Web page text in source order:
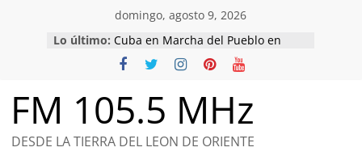
contenido
domingo, agosto 9, 2026
Lo último: Cuba en Marcha del Pueblo en
honor a combatientes caídos y de
compromiso con la Patria.
ideas
Conociendo de Comunicaciones
Félix Varela: pionero en la
FM 105.5 MHz
DESDE LA TIERRA DEL LEON DE ORIENTE